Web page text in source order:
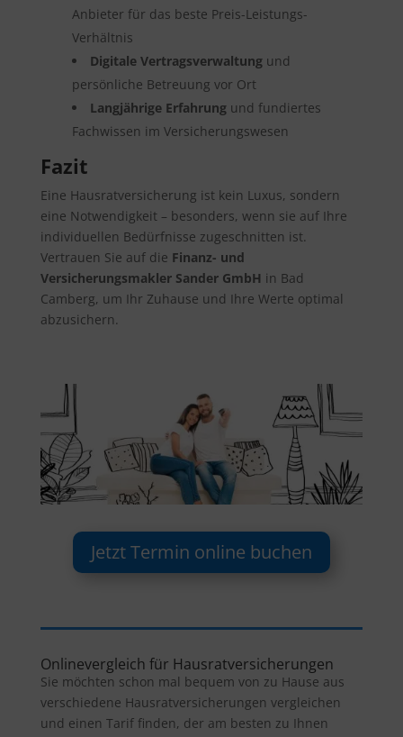
Anbieter für das beste Preis-Leistungs-
Verhältnis
Digitale Vertragsverwaltungund
persönliche Betreuung vor Ort
Langjährige Erfahrungund fundiertes
Fachwissen im Versicherungswesen
Fazit
Eine Hausratversicherung ist kein Luxus, sondern
eine Notwendigkeit – besonders, wenn sie auf Ihre
individuellen Bedürfnisse zugeschnitten ist.
Vertrauen Sie auf die Finanz- und
Versicherungsmakler Sander GmbH in Bad
Camberg, um Ihr Zuhause und Ihre Werte optimal
abzusichern.
Jetzt Termin online buchen
Onlinevergleich für Hausratversicherungen
Sie möchten schon mal bequem von zu Hause aus
verschiedene Hausratversicherungen vergleichen
und einen Tarif finden, der am besten zu Ihnen